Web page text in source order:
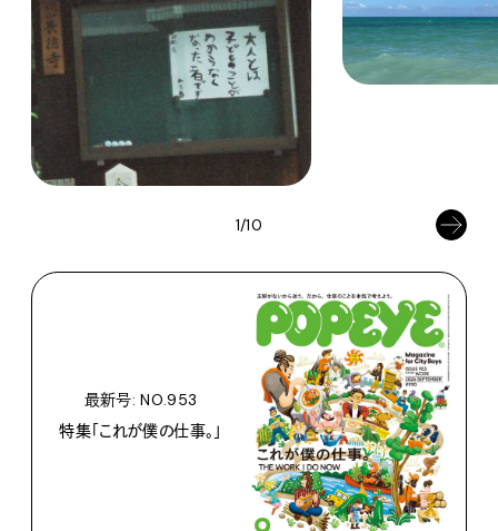
1/10
最新号: NO.953
特集「これが僕の仕事。」